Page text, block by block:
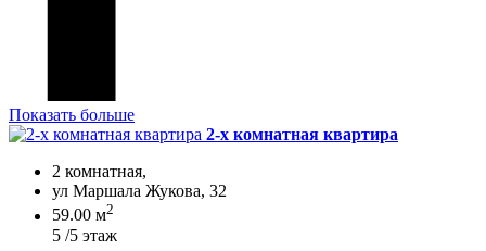
Показать больше
2-х комнатная квартира
2 комнатная,
ул Маршала Жукова, 32
59.00 м2
5 /5 этаж